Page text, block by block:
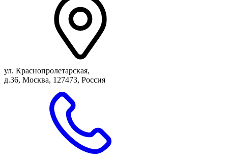
ул. Краснопролетарская,
д.36, Москва, 127473, Россия